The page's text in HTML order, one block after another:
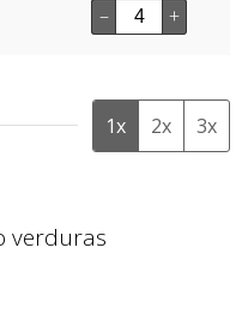
– +
1x 2x 3x
verduras